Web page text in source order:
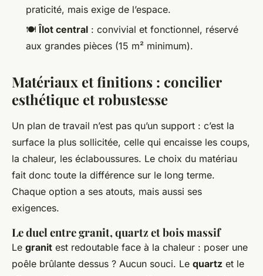
praticité, mais exige de l’espace.
🍽️ Îlot central : convivial et fonctionnel, réservé
aux grandes pièces (15 m² minimum).
Matériaux et finitions : concilier
esthétique et robustesse
Un plan de travail n’est pas qu’un support : c’est la
surface la plus sollicitée, celle qui encaisse les coups,
la chaleur, les éclaboussures. Le choix du matériau
fait donc toute la différence sur le long terme.
Chaque option a ses atouts, mais aussi ses
exigences.
Le duel entre granit, quartz et bois massif
Le granit est redoutable face à la chaleur : poser une
poêle brûlante dessus ? Aucun souci. Le quartz et le